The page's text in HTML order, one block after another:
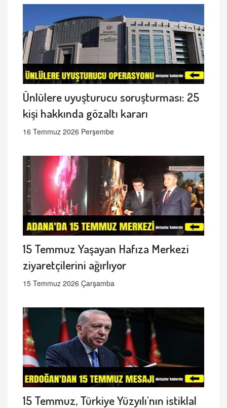
Ünlülere uyuşturucu soruşturması: 25
kişi hakkında gözaltı kararı
16 Temmuz 2026 Perşembe
15 Temmuz Yaşayan Hafıza Merkezi
ziyaretçilerini ağırlıyor
15 Temmuz 2026 Çarşamba
15 Temmuz, Türkiye Yüzyılı'nın istiklal